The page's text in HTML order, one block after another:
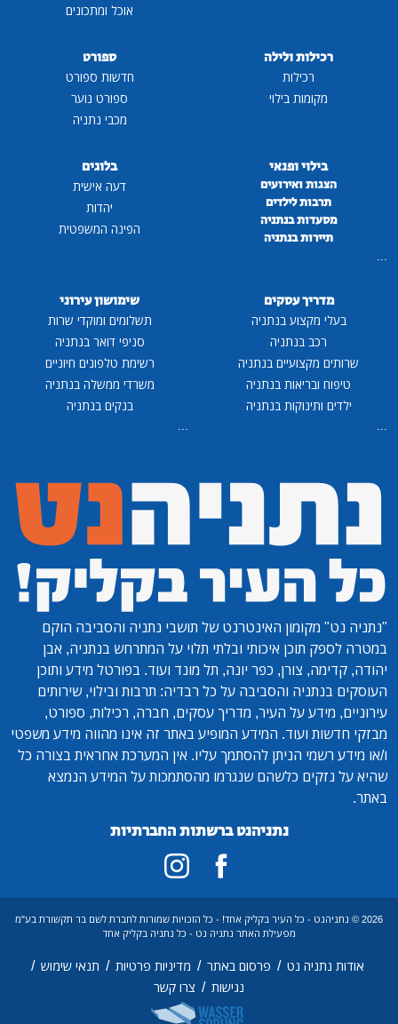
אוכל ומתכונים
רכילות ולילה
רכילות
מקומות בילוי
ספורט
חדשות ספורט
ספורט נוער
מכבי נתניה
בילוי ופנאי
הצגות ואירועים
תרבות לילדים
מסעדות בנתניה
תיירות בנתניה
בלוגים
דעה אישית
יהדות
הפינה המשפטית
מדריך עסקים
בעלי מקצוע בנתניה
רכב בנתניה
שרותים מקצועיים בנתניה
טיפוח ובריאות בנתניה
ילדים ותינוקות בנתניה
שימושון עירוני
תשלומים ומוקדי שרות
סניפי דואר בנתניה
רשימת טלפונים חיוניים
משרדי ממשלה בנתניה
בנקים בנתניה
"נתניה נט" מקומון האינטרנט של תושבי נתניה והסביבה הוקם
במטרה לספק תוכן איכותי ובלתי תלוי על המתרחש בנתניה, אבן
יהודה, קדימה, צורן, כפר יונה, תל מונד ועוד. בפורטל מידע ותוכן
העוסקים בנתניה והסביבה על כל רבדיה: תרבות ובילוי, שירותים
עירוניים, מידע על העיר, מדריך עסקים, חברה, רכילות, ספורט,
מבזקי חדשות ועוד. המידע המופיע באתר זה אינו מהווה מידע משפטי
ו/או מידע רשמי הניתן להסתמך עליו. אין המערכת אחראית בצורה כל
שהיא על נזקים כלשהם שנגרמו מהסתמכות על המידע הנמצא
באתר.
נתניהנט ברשתות החברתיות
2026 © נתניהנט - כל העיר בקליק אחד! - כל הזכויות שמורות לחברת לשם בר תקשורת בע"מ
מפעילת האתר נתניה נט - כל נתניה בקליק אחד
אודות נתניה נט / פרסום באתר / מדיניות פרטיות / תנאי שימוש /
נגישות / צרו קשר